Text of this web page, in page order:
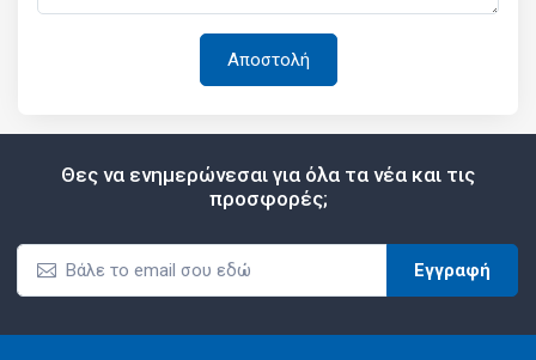
Θες να ενημερώνεσαι για όλα τα νέα και τις
προσφορές;
Εγγραφή